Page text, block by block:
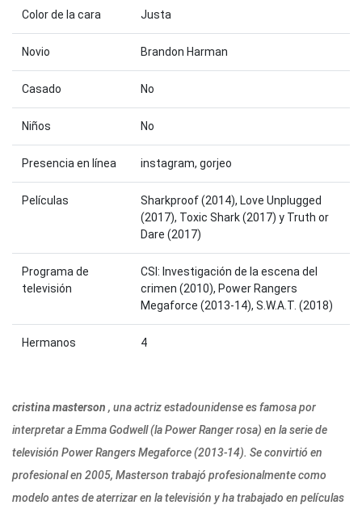
Color de la cara Justa
Novio Brandon Harman
Casado No
Niños No
Presencia en línea instagram, gorjeo
Películas
Sharkproof (2014), Love Unplugged
(2017), Toxic Shark (2017) y Truth or
Dare (2017)
Programa de
televisión
CSI: Investigación de la escena del
crimen (2010), Power Rangers
Megaforce (2013-14), S.W.A.T. (2018)
Hermanos 4
cristina masterson , una actriz estadounidense es famosa por
interpretar a Emma Godwell (la Power Ranger rosa) en la serie de
televisión Power Rangers Megaforce (2013-14). Se convirtió en
profesional en 2005, Masterson trabajó profesionalmente como
modelo antes de aterrizar en la televisión y ha trabajado en películas